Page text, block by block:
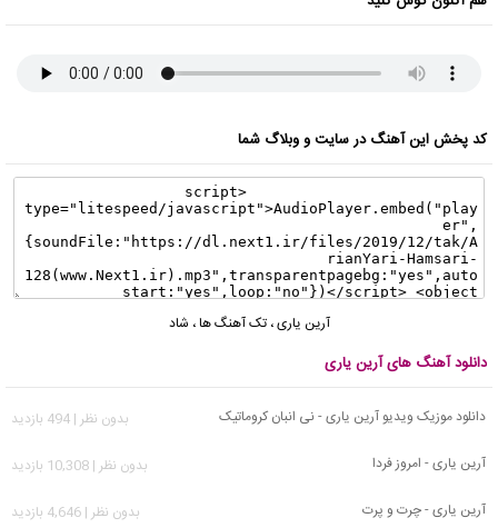
کد پخش این آهنگ در سایت و وبلاگ شما
آرین یاری،تک آهنگ ها، شاد
دانلود آهنگ های آرین یاری
دانلود موزیک ویدیو آرین یاری - نی انبان کروماتیک
بدون نظر | 494 بازدید
آرین یاری - امروز فردا
بدون نظر | 10,308 بازدید
آرین یاری - چرت و پرت
بدون نظر | 4,646 بازدید